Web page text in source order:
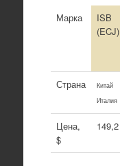
Марка
ISB
(ECJ)
Страна
Китай
Италия
Цена,
$
149,2